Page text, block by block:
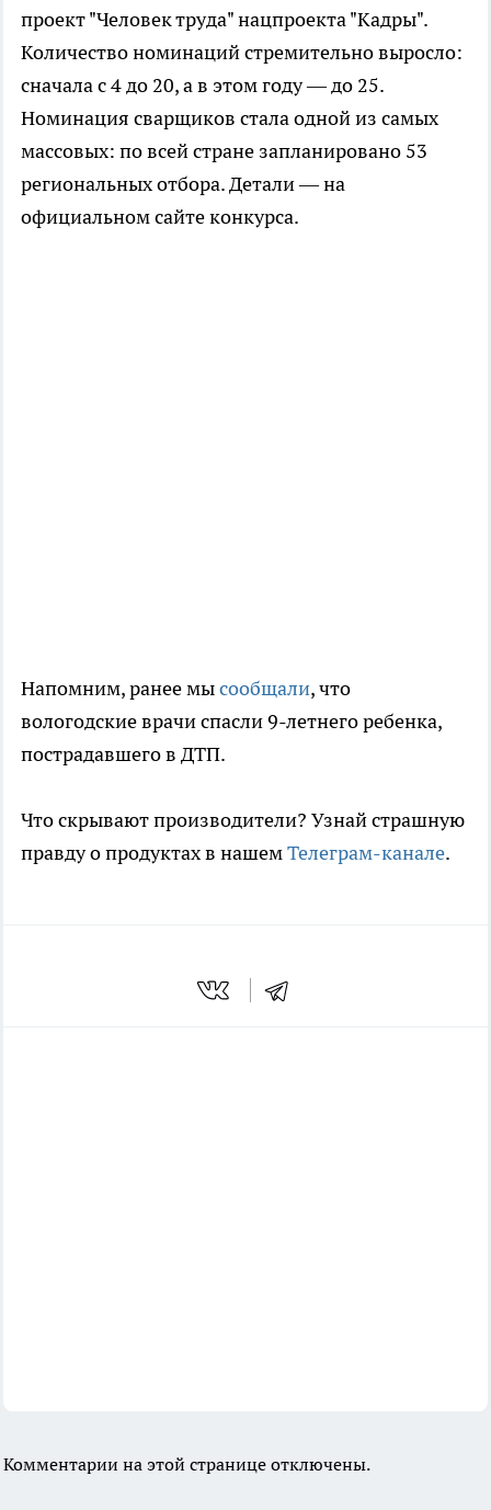
проект "Человек труда" нацпроекта "Кадры".
Количество номинаций стремительно выросло:
сначала с 4 до 20, а в этом году — до 25.
Номинация сварщиков стала одной из самых
массовых: по всей стране запланировано 53
региональных отбора. Детали — на
официальном сайте конкурса.
Напомним, ранее мысообщали, что
вологодские врачи спасли 9-летнего ребенка,
пострадавшего в ДТП.
Что скрывают производители? Узнай страшную
правду о продуктах в нашемТелеграм-канале.
Комментарии на этой странице отключены.